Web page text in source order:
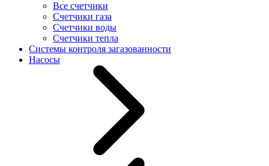
Все счетчики
Счетчики газа
Счетчики воды
Счетчики тепла
Системы контроля загазованности
Насосы